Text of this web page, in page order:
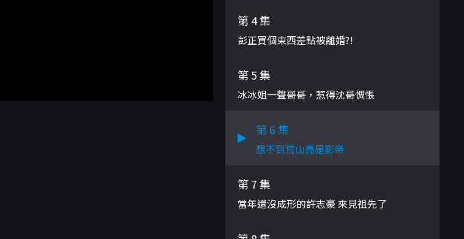
第 4 集
彭正買個東西差點被離婚?!
第 5 集
冰冰姐一聲哥哥，惹得沈哥惆悵
第 6 集
想不到荒山亮是影帝
第 7 集
當年還沒成形的許志豪 來見祖先了